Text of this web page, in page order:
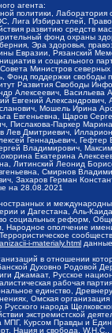
агента:
политики,
Избирателей,
развитию средств
фонд охраны
Эра здоровья,
Евразии, Рязанский
и социального
Министров северных
поддержки
Развития Свободы
Алексеевич,
Евгений
Мошель Ирина
Евгеньевна, Щаров
Пислакова-Паркер
Лев Дмитриевич,
Геннадьевич,
Владимирович,
Екатерина
Литинский Леонид
Смирнов
Захаров Герман
на 28.08.2021
и
и Дагестана, Аль-
социальных реформ,
Народное ополчение
i-materialy.html
в отношении
Духовно Родовой
Джамаат, Русское
рабочая
единство,
Омская
народа
экстремистской
Курсом Правды и
Нация и свобода,